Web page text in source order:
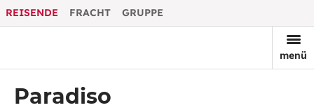
REISENDE FRACHT GRUPPE
menü
Paradiso